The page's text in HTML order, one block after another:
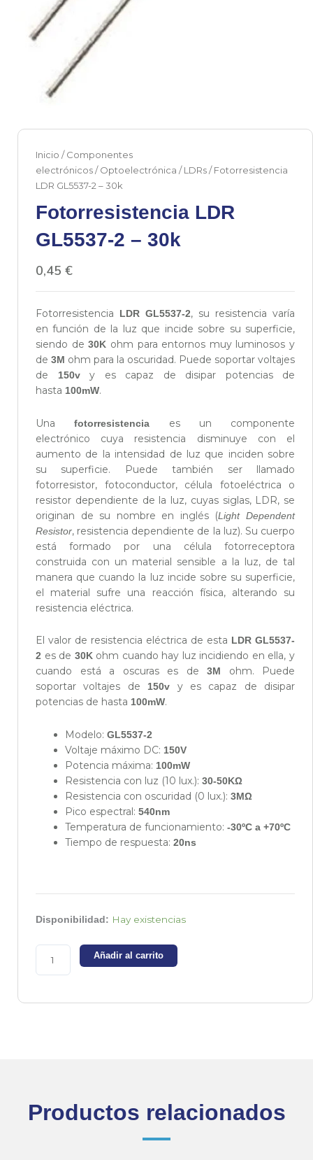
Inicio /Componentes
electrónicos/Optoelectrónica /LDRs/ Fotorresistencia
LDR GL5537-2 – 30k
Fotorresistencia LDR
GL5537-2 – 30k
0,45 €
Fotorresistencia LDR GL5537-2, su resistencia varía
en función de la luz que incide sobre su superficie,
siendo de30K ohm para entornos muy luminosos y
de 3M ohm para la oscuridad. Puede soportar voltajes
de
150vy es capaz de disipar potencias de
hasta 100mW.
Unafotorresistencia es un componente
electrónico cuya resistencia disminuye con el
aumento de la intensidad de luz que inciden sobre
su superficie. Puede también ser llamado
fotorresistor, fotoconductor, célula fotoeléctrica o
resistor dependiente de la luz, cuyas siglas, LDR, se
originan de su nombre en inglés (Light Dependent
Resistor, resistencia dependiente de la luz). Su cuerpo
está formado por una célula fotorreceptora
construida con un material sensible a la luz, de tal
manera que cuando la luz incide sobre su superficie,
el material sufre una reacción física, alterando su
resistencia eléctrica.
El valor de resistencia eléctrica de esta LDR GL5537-
2 es de 30Kohm cuando hay luz incidiendo en ella, y
cuando está a oscuras es de 3M
ohm. Puede
soportar voltajes de
150v y es capaz de disipar
potencias de hasta 100mW.
Modelo: GL5537-2
Voltaje máximo DC: 150V
Potencia máxima: 100mW
Resistencia con luz (10 lux.): 30-50KΩ
Resistencia con oscuridad (0 lux.): 3MΩ
Pico espectral: 540nm
Temperatura de funcionamiento: -30ºC a +70ºC
Tiempo de respuesta: 20ns
Disponibilidad: Hay existencias
Fotorresistencia
GL5537-
Añadir al carrito
Productos relacionados